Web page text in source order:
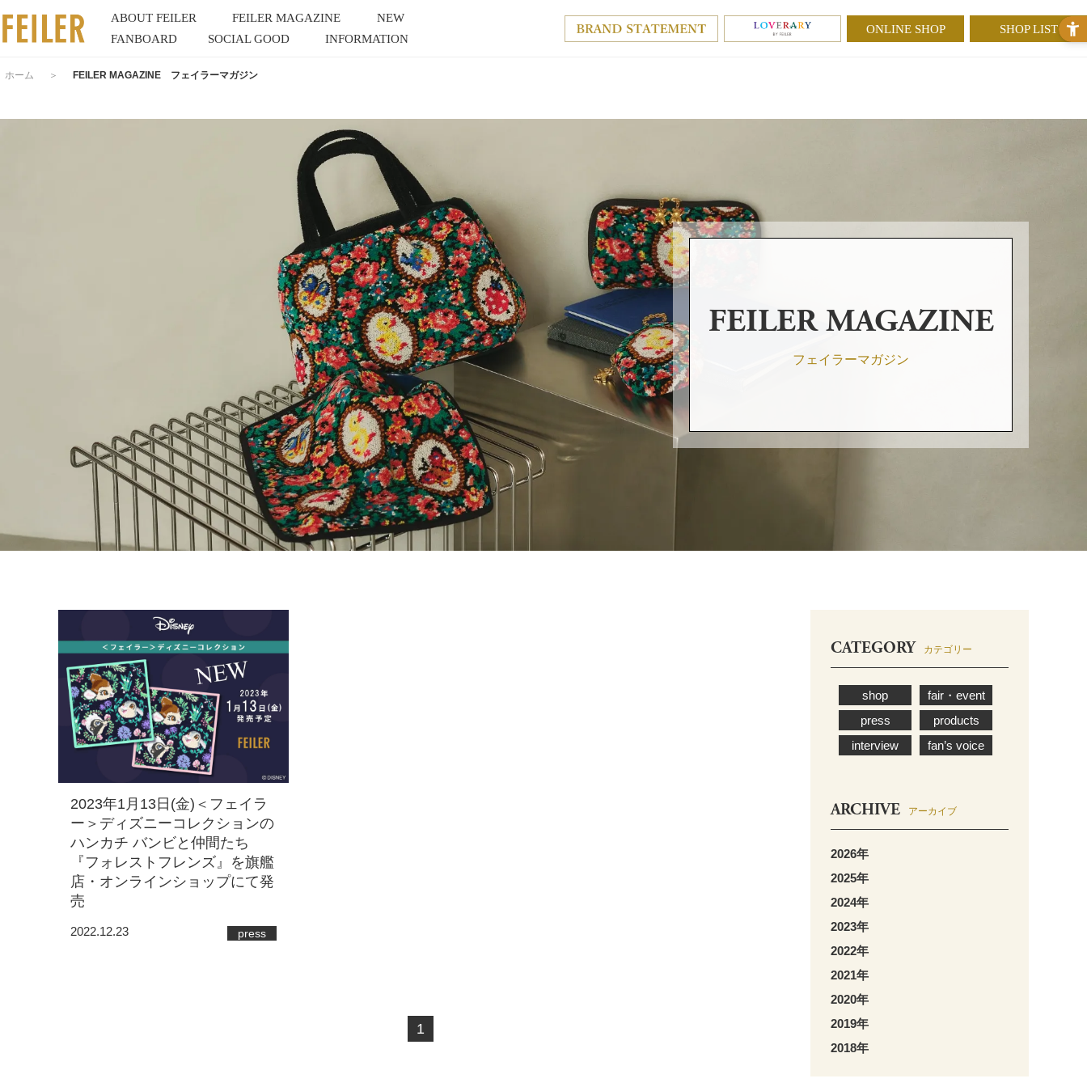
ABOUT FEILER FEILER MAGAZINE
NEW
FANBOARD
SOCIAL GOOD INFORMATION
ONLINE SHOP SHOP LIST
ホーム ＞ FEILER MAGAZINE フェイラーマガジン
FEILER MAGAZINE
フェイラーマガジン
2023年1月13日(金)＜フェイラ
ー＞ディズニーコレクションの
ハンカチ バンビと仲間たち
『フォレストフレンズ』を旗艦
店・オンラインショップにて発
売
2022.12.23 press
1
CATEGORY カテゴリー
shop
fair・event
press
products
interview
fan’s voice
ARCHIVE アーカイブ
2026年
2025年
2024年
2023年
2022年
2021年
2020年
2019年
2018年